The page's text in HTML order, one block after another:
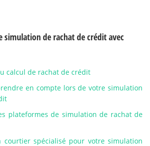
simulation de rachat de crédit avec
calcul de rachat de crédit
en compte lors de votre simulation
plateformes de simulation de rachat de
courtier spécialisé pour votre simulation